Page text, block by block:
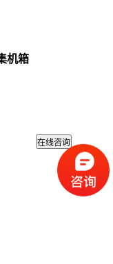
机箱